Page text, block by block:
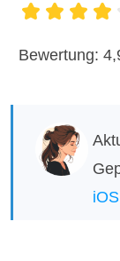
Bewertung: